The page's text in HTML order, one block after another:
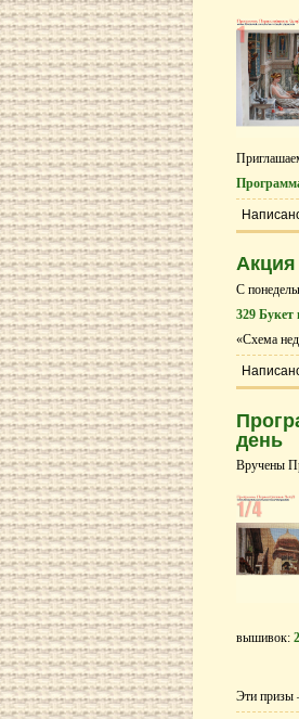
Акция
С
329
«Схема
день
Вручены
вышивок:
Эти призы